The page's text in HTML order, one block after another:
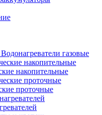
Водонагреватели газовые
накопительные
проточные